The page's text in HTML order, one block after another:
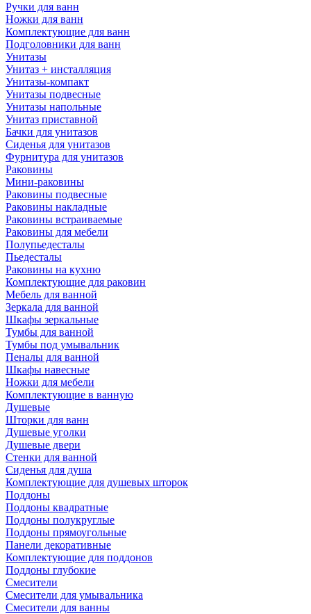
Ручки для ванн
Ножки для ванн
Комплектующие для ванн
Подголовники для ванн
Унитазы
Унитаз + инсталляция
Унитазы-компакт
Унитазы подвесные
Унитазы напольные
Унитаз приставной
Бачки для унитазов
Сиденья для унитазов
Фурнитура для унитазов
Раковины
Мини-раковины
Раковины подвесные
Раковины накладные
Раковины встраиваемые
Раковины для мебели
Полупьедесталы
Пьедесталы
Раковины на кухню
Комплектующие для раковин
Мебель для ванной
Зеркала для ванной
Шкафы зеркальные
Тумбы для ванной
Тумбы под умывальник
Пеналы для ванной
Шкафы навесные
Ножки для мебели
Комплектующие в ванную
Душевые
Шторки для ванн
Душевые уголки
Душевые двери
Стенки для ванной
Сиденья для душа
Комплектующие для душевых шторок
Поддоны
Поддоны квадратные
Поддоны полукруглые
Поддоны прямоугольные
Панели декоративные
Комплектующие для поддонов
Поддоны глубокие
Смесители
Смесители для умывальника
Смесители для ванны